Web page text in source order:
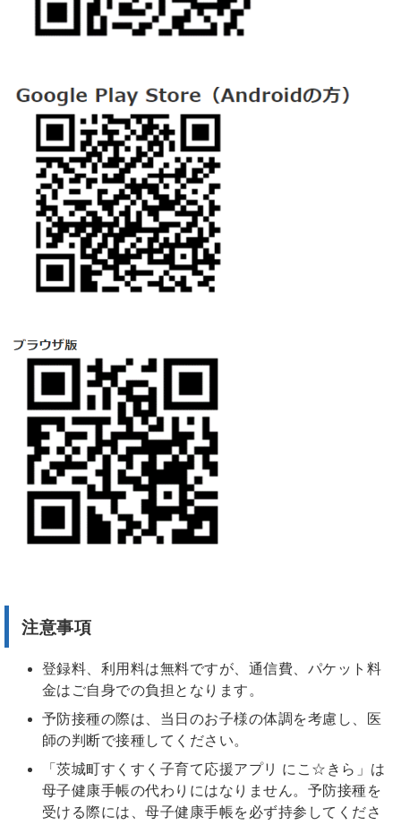
注意事項
登録料、利用料は無料ですが、通信費、パケット料
金はご自身での負担となります。
予防接種の際は、当日のお子様の体調を考慮し、医
師の判断で接種してください。
「茨城町すくすく子育て応援アプリ にこ☆きら」は
母子健康手帳の代わりにはなりません。予防接種を
受ける際には、母子健康手帳を必ず持参してくださ